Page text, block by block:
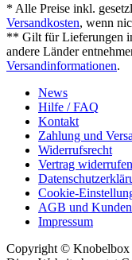
* Alle Preise inkl.
Versandkosten, wenn
** Gilt für Lieferungen
andere Länder
Versandinformationen.
News
Hilfe / FAQ
Kontakt
Zahlung und
Widerrufsrecht
Vertrag widerrufen
Cookie-
AGB und
Impressum
Copyright © Knobelbox